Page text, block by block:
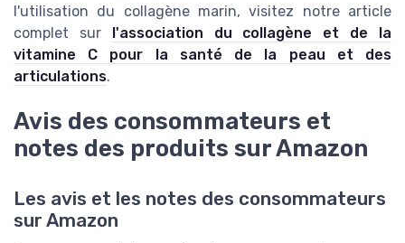
l'utilisation du collagène marin, visitez notre article
complet sur l'association du collagène et de la
vitamine C pour la santé de la peau et des
articulations.
Avis des consommateurs et
notes des produits sur Amazon
Les avis et les notes des consommateurs
sur Amazon